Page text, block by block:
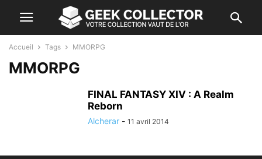
Accueil Tags MMORPG
MMORPG
FINAL FANTASY XIV : A Realm
Reborn
Alcherar - 11 avril 2014